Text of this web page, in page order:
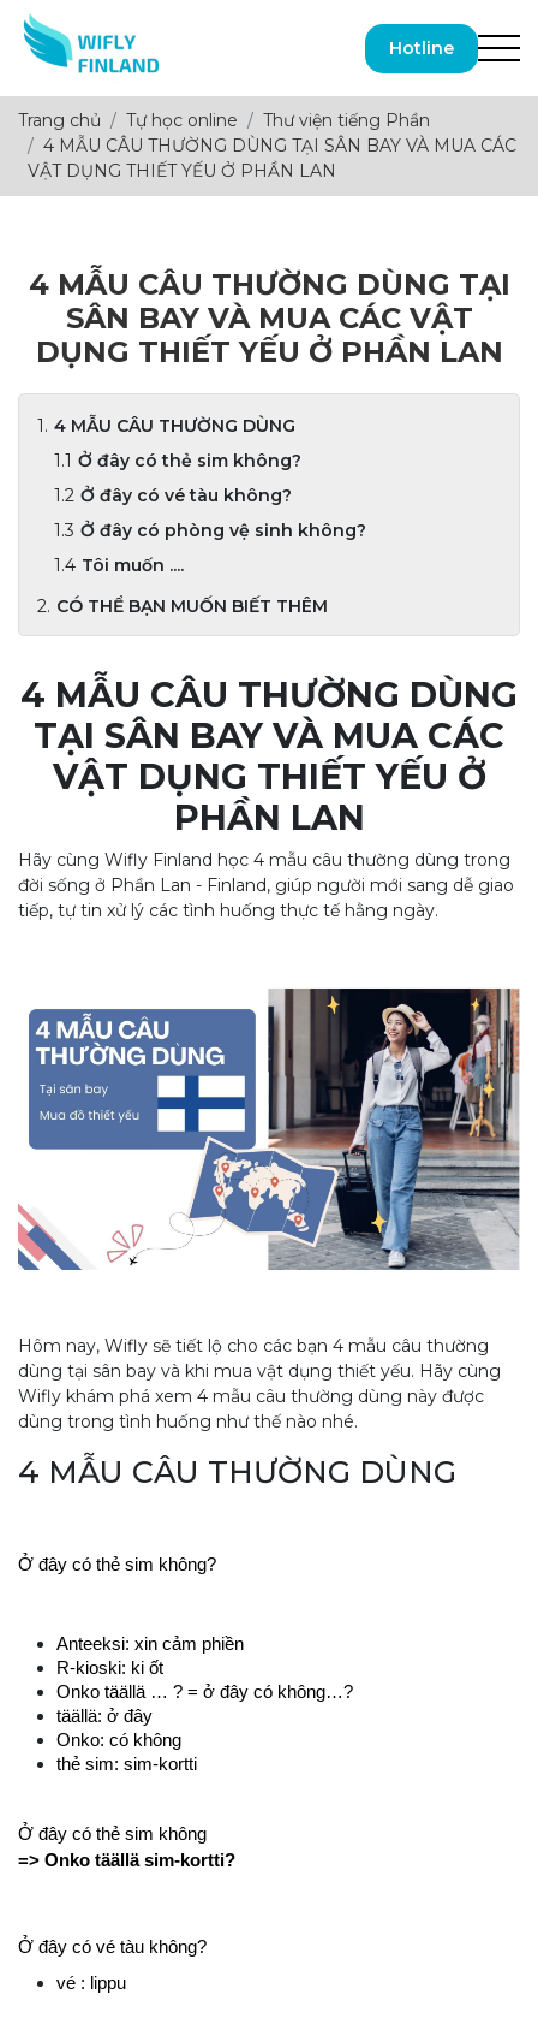
Hotline
Trang chủ Tự học online
Thư viện tiếng Phần
4 MẪU CÂU THƯỜNG DÙNG TẠI SÂN BAY VÀ MUA CÁC
VẬT DỤNG THIẾT YẾU Ở PHẦN LAN
4 MẪU CÂU THƯỜNG DÙNG TẠI
SÂN BAY VÀ MUA CÁC VẬT
DỤNG THIẾT YẾU Ở PHẦN LAN
4 MẪU CÂU THƯỜNG DÙNG
Ở đây có thẻ sim không?
Ở đây có vé tàu không?
Ở đây có phòng vệ sinh không?
Tôi muốn ....
CÓ THỂ BẠN MUỐN BIẾT THÊM
4 MẪU CÂU THƯỜNG DÙNG
TẠI SÂN BAY VÀ MUA CÁC
VẬT DỤNG THIẾT YẾU Ở
PHẦN LAN
Hãy cùng Wifly Finland học 4 mẫu câu thường dùng trong
đời sống ở Phần Lan - Finland, giúp người mới sang dễ giao
tiếp, tự tin xử lý các tình huống thực tế hằng ngày.
Hôm nay, Wifly sẽ tiết lộ cho các bạn 4 mẫu câu thường
dùng tại sân bay và khi mua vật dụng thiết yếu. Hãy cùng
Wifly khám phá xem 4 mẫu câu thường dùng này được
dùng trong tình huống như thế nào nhé.
4 MẪU CÂU THƯỜNG DÙNG
Ở đây có thẻ sim không?
Anteeksi: xin cảm phiền
R-kioski: ki ốt
Onko täällä … ? = ở đây có không…?
täällä: ở đây
Onko: có không
thẻ sim: sim-kortti
Ở đây có thẻ sim không
=> Onko täällä sim-kortti?
Ở đây có vé tàu không?
vé : lippu